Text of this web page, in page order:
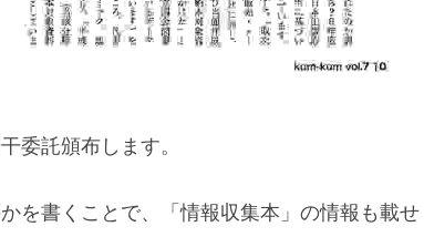
委託頒布します。
を書くことで、「情報収集本」の情報も載せ